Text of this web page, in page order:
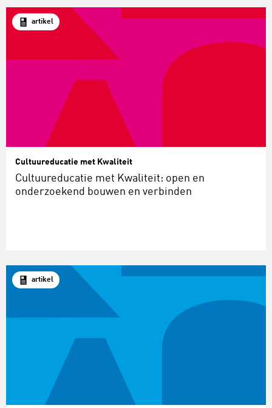
artikel
Cultuureducatie met Kwaliteit
Cultuureducatie met Kwaliteit: open en
onderzoekend bouwen en verbinden
artikel